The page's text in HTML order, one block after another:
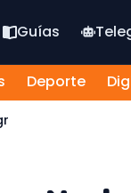
Guías
Deporte
gr